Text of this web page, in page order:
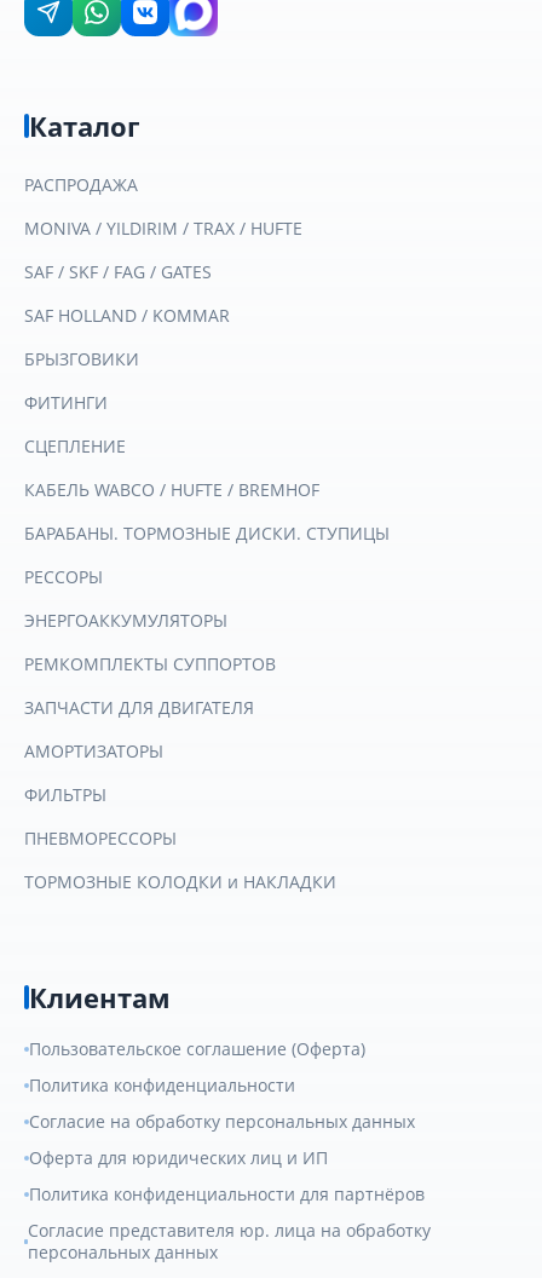
Каталог
РАСПРОДАЖА
MONIVA / YILDIRIM / TRAX / HUFTE
SAF / SKF / FAG / GATES
SAF HOLLAND / KOMMAR
БРЫЗГОВИКИ
ФИТИНГИ
СЦЕПЛЕНИЕ
КАБЕЛЬ WABCO / HUFTE / BREMHOF
БАРАБАНЫ. ТОРМОЗНЫЕ ДИСКИ. СТУПИЦЫ
РЕССОРЫ
ЭНЕРГОАККУМУЛЯТОРЫ
РЕМКОМПЛЕКТЫ СУППОРТОВ
ЗАПЧАСТИ ДЛЯ ДВИГАТЕЛЯ
АМОРТИЗАТОРЫ
ФИЛЬТРЫ
ПНЕВМОРЕССОРЫ
ТОРМОЗНЫЕ КОЛОДКИ и НАКЛАДКИ
Клиентам
Пользовательское соглашение (Оферта)
Политика конфиденциальности
Согласие на обработку персональных данных
Оферта для юридических лиц и ИП
Политика конфиденциальности для партнёров
Согласие представителя юр. лица на обработку
персональных данных